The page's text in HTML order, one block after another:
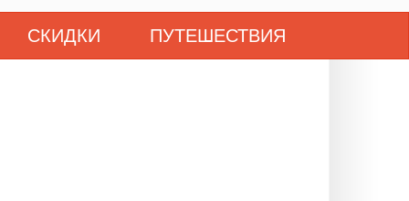
СКИДКИ ПУТЕШЕСТВИЯ